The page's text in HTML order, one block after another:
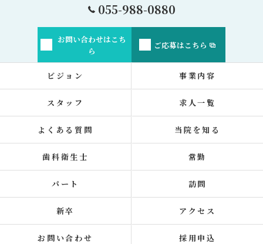
055-988-0880
お問い合わせはこち
ら
ご応募はこちら
ビジョン 事業内容
スタッフ 求人一覧
よくある質問 当院を知る
歯科衛生士 常勤
パート 訪問
新卒 アクセス
お問い合わせ 採用申込